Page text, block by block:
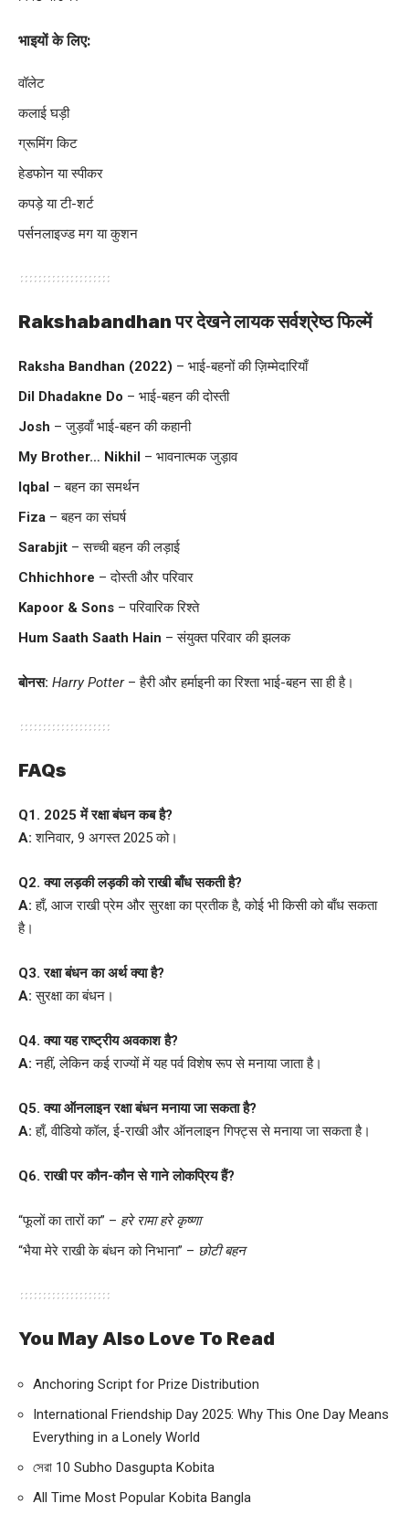
भाइयों के लिए:
वॉलेट
कलाई घड़ी
ग्रूमिंग किट
हेडफोन या स्पीकर
कपड़े या टी-शर्ट
पर्सनलाइज्ड मग या कुशन
Rakshabandhan पर देखने लायक सर्वश्रेष्ठ फिल्में
Raksha Bandhan (2022) – भाई-बहनों की ज़िम्मेदारियाँ
Dil Dhadakne Do – भाई-बहन की दोस्ती
Josh – जुड़वाँ भाई-बहन की कहानी
My Brother… Nikhil – भावनात्मक जुड़ाव
Iqbal – बहन का समर्थन
Fiza – बहन का संघर्ष
Sarabjit – सच्ची बहन की लड़ाई
Chhichhore – दोस्ती और परिवार
Kapoor & Sons – परिवारिक रिश्ते
Hum Saath Saath Hain – संयुक्त परिवार की झलक
बोनस: Harry Potter– हैरी और हर्माइनी का रिश्ता भाई-बहन सा ही है।
FAQs
Q1. 2025 में रक्षा बंधन कब है?
A: शनिवार, 9 अगस्त 2025 को।
Q2. क्या लड़की लड़की को राखी बाँध सकती है?
A: हाँ, आज राखी प्रेम और सुरक्षा का प्रतीक है, कोई भी किसी को बाँध सकता
है।
Q3. रक्षा बंधन का अर्थ क्या है?
A: सुरक्षा का बंधन।
Q4. क्या यह राष्ट्रीय अवकाश है?
A: नहीं, लेकिन कई राज्यों में यह पर्व विशेष रूप से मनाया जाता है।
Q5. क्या ऑनलाइन रक्षा बंधन मनाया जा सकता है?
A: हाँ, वीडियो कॉल, ई-राखी और ऑनलाइन गिफ्ट्स से मनाया जा सकता है।
Q6. राखी पर कौन-कौन से गाने लोकप्रिय हैं?
“फूलों का तारों का” – हरे रामा हरे कृष्णा
“भैया मेरे राखी के बंधन को निभाना” – छोटी बहन
You May Also Love To Read
Anchoring Script for Prize Distribution
International Friendship Day 2025: Why This One Day Means
Everything in a Lonely World
সেরা 10 Subho Dasgupta Kobita
All Time Most Popular Kobita Bangla